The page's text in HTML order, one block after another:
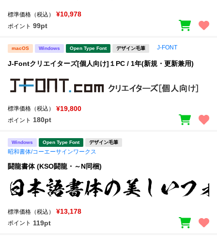
標準価格（税込） ¥10,978
ポイント 99pt
macOS Windows Open Type Font デザイン毛筆 J-FONT
J-Fontクリエイターズ[個人向け]１PC / 1年(新規・更新兼用)
標準価格（税込） ¥19,800
ポイント 180pt
Windows Open Type Font デザイン毛筆
昭和書体/コーエーサインワークス
闘龍書体 (KSO闘龍・～N同梱)
標準価格（税込） ¥13,178
ポイント 119pt